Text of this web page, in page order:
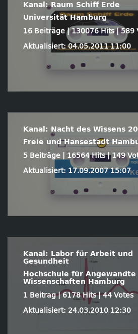
Kanal: Raum Schiff Erde
Universität Hamburg
16 Beiträge | 130076 Hits | 589
Aktualisiert: 04.05.2011 11:00
Kanal: Nacht des Wissens
Freie und Hansestadt
5 Beiträge | 16564 Hits | 149
Aktualisiert: 17.09.2007 15:07
Kanal: Labor für Arbeit und
Gesundheit
Hochschule für Angewandte
Wissenschaften Hamburg
1 Beitrag | 6178 Hits | 44 Votes
Aktualisiert: 24.03.2010 12:30